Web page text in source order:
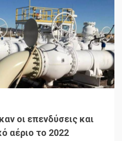
οι επενδύσεις και
αέριο το 2022